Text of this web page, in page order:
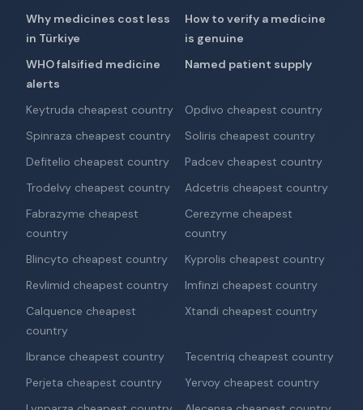
Why medicines cost less
in Türkiye
How to verify a medicine
is genuine
WHO falsified medicine
alerts
Named patient supply
Keytruda cheapest country
Opdivo cheapest country
Spinraza cheapest country
Soliris cheapest country
Defitelio cheapest country
Padcev cheapest country
Trodelvy cheapest country
Adcetris cheapest country
Fabrazyme cheapest
country
Cerezyme cheapest
country
Blincyto cheapest country
Kyprolis cheapest country
Revlimid cheapest country
Imfinzi cheapest country
Calquence cheapest
country
Xtandi cheapest country
Ibrance cheapest country
Tecentriq cheapest country
Perjeta cheapest country
Yervoy cheapest country